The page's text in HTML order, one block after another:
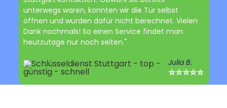
unterwegs waren, konnten wir die Tür selbst
öffnen und wurden dafür nicht berechnet. Vielen
Dank nochmals! So einen Service findet man
heutzutage nur noch selten."
Julia B.
⭐⭐⭐⭐⭐